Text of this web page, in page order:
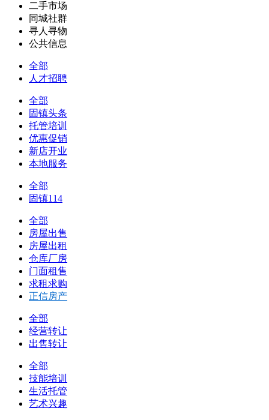
二手市场
同城社群
寻人寻物
公共信息
全部
人才招聘
全部
固镇头条
托管培训
优惠促销
新店开业
本地服务
全部
固镇114
全部
房屋出售
房屋出租
仓库厂房
门面租售
求租求购
正信房产
全部
经营转让
出售转让
全部
技能培训
生活托管
艺术兴趣